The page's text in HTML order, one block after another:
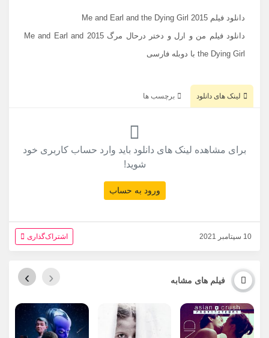
دانلود فیلم Me and Earl and the Dying Girl 2015
دانلود فیلم من و ارل و دختر درحال مرگ 2015 Me and Earl and
the Dying Girl با دوبله فارسی
لینک های دانلود برچسب ها
برای مشاهده لینک های دانلود باید وارد حساب کاربری خود
شوید!
ورود به حساب
10 سپتامبر 2021 اشتراک‌گذاری
فیلم های مشابه ‹
›